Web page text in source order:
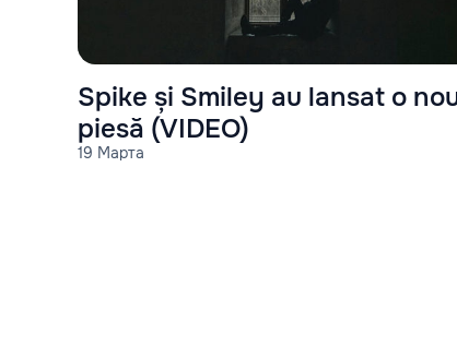
19 Марта
Spike și Smiley au lansat o
piesă (VIDEO)